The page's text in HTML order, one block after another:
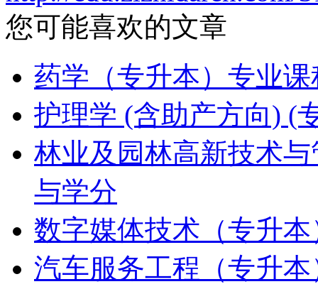
您可能喜欢的文章
药学（专升本）专业
护理学 (含助产方向) (
林业及园林高新技术
与学分
数字媒体技术（专升
汽车服务工程（专升